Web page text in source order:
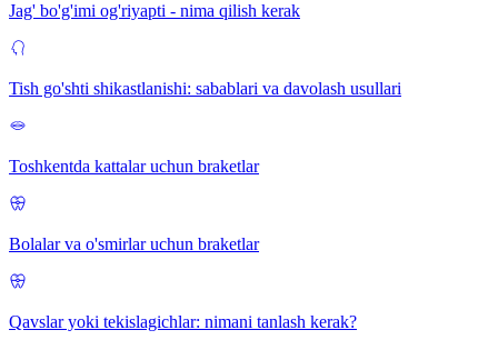
Jag' bo'g'imi og'riyapti - nima qilish kerak
Tish go'shti shikastlanishi: sabablari va davolash usullari
Toshkentda kattalar uchun braketlar
Bolalar va o'smirlar uchun braketlar
Qavslar yoki tekislagichlar: nimani tanlash kerak?